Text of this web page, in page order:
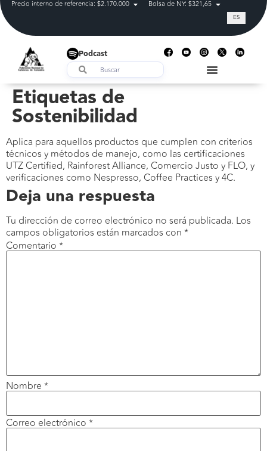
Precio interno de referencia: $2.170.000 Bolsa de NY: $321,65 Tasa de
ES
Podcast
Etiquetas de
Sostenibilidad
Aplica para aquellos productos que cumplen con criterios
técnicos y métodos de manejo, como las certificaciones
UTZ Certified, Rainforest Alliance, Comercio Justo y FLO, y
verificaciones como Nespresso, Coffee Practices y 4C.
Deja una respuesta
Tu dirección de correo electrónico no será publicada. Los
campos obligatorios están marcados con *
Comentario *
Nombre *
Correo electrónico *